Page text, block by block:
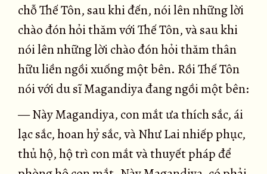
chỗ Thế Tôn, sau khi đến, nói lên những lời
chào đón hỏi thăm với Thế Tôn, và sau khi
nói lên những lời chào đón hỏi thăm thân
hữu liền ngồi xuống một bên. Rồi Thế Tôn
nói với du sĩ Magandiya đang ngồi một bên:
— Này Magandiya, con mắt ưa thích sắc, ái
lạc sắc, hoan hỷ sắc, và Như Lai nhiếp phục,
thủ hộ, hộ trì con mắt và thuyết pháp để